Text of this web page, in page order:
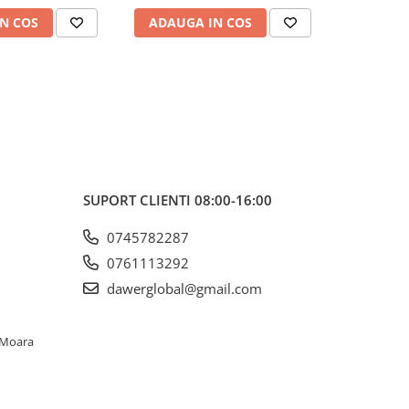
COS ADAUGA IN COS
SUPORT CLIENTI 08:00-16:00
0745782287
0761113292
dawerglobal@gmail.com